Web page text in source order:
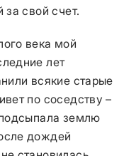
за свой счет.
века мой
лет
всякие старые
по соседству –
землю
дождей